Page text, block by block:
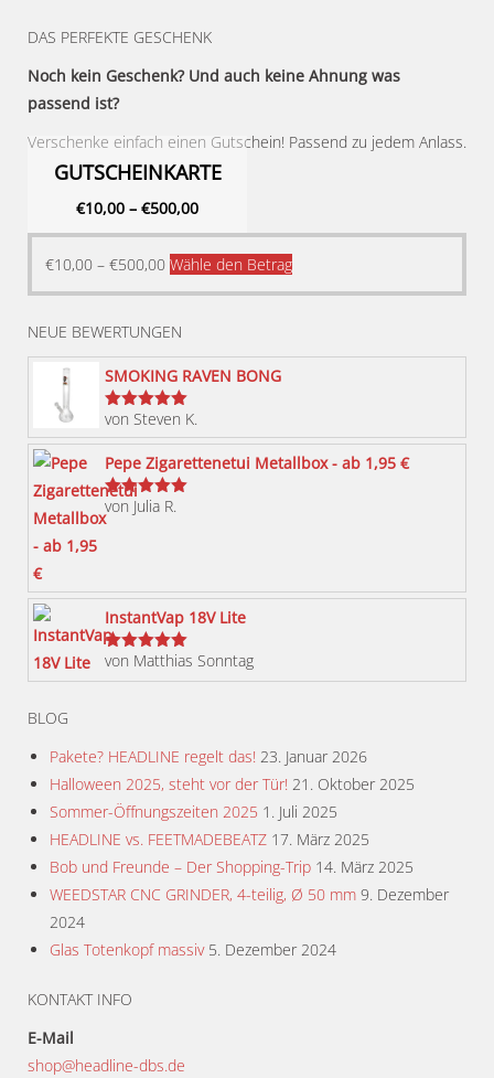
DAS PERFEKTE GESCHENK
Noch kein Geschenk? Und auch keine Ahnung was
passend ist?
Verschenke einfach einen Gutschein! Passend zu jedem Anlass.
GUTSCHEINKARTE
€10,00 – €500,00
€10,00 – €500,00 Wähle den BetragDieses
Produkt
Optionen
gewählt
NEUE BEWERTUNGEN
SMOKING RAVEN BONG
Bewertet
mit5von 5
von Steven K.
Pepe Zigarettenetui Metallbox - ab 1,95 €
Bewertet
mit
von Julia R.
InstantVap 18V Lite
Bewertet
von Matthias Sonntag
BLOG
Pakete? HEADLINE regelt das! 23. Januar 2026
Halloween 2025, steht vor der Tür! 21. Oktober 2025
Sommer-Öffnungszeiten 2025 1. Juli 2025
HEADLINE vs. FEETMADEBEATZ 17. März 2025
Bob und Freunde – Der Shopping-Trip 14. März 2025
WEEDSTAR CNC GRINDER, 4-teilig, Ø 50 mm 9. Dezember
2024
Glas Totenkopf massiv 5. Dezember 2024
KONTAKT INFO
E-Mail
shop@headline-dbs.de